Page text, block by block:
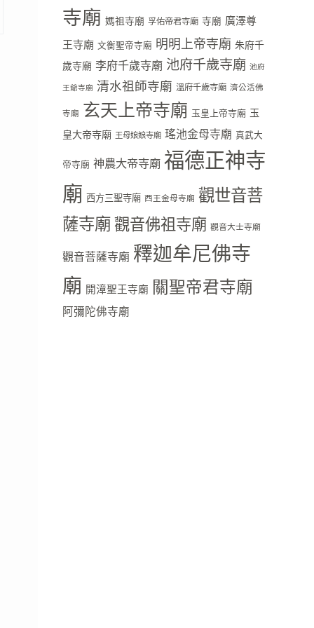
寺廟 媽祖寺廟 孚佑帝君寺廟 寺廟 廣澤尊
王寺廟 文衡聖帝寺廟 明明上帝寺廟 朱府千
歲寺廟 李府千歲寺廟 池府千歲寺廟 池府
王爺寺廟 清水祖師寺廟 溫府千歲寺廟 濟公活佛
寺廟 玄天上帝寺廟 玉皇上帝寺廟 玉
皇大帝寺廟 王母娘娘寺廟 瑤池金母寺廟 真武大
帝寺廟 神農大帝寺廟 福德正神寺
廟 西方三聖寺廟 西王金母寺廟 觀世音菩
薩寺廟觀音佛祖寺廟 觀音大士寺廟
觀音菩薩寺廟 釋迦牟尼佛寺
廟 開漳聖王寺廟 關聖帝君寺廟
阿彌陀佛寺廟